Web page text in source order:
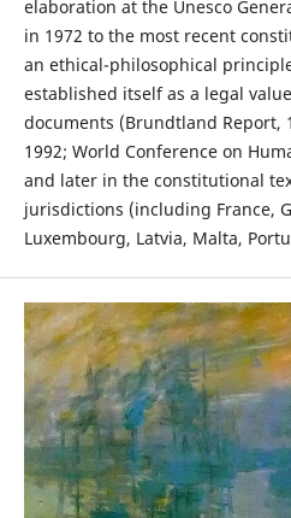
elaboration at the Unesco
in 1972 to the most recent
an ethical-philosophical
established itself as a legal
documents (Brundtland Report,
1992; World Conference on
and later in the constitutional
jurisdictions (including France,
Luxembourg, Latvia, Malta,